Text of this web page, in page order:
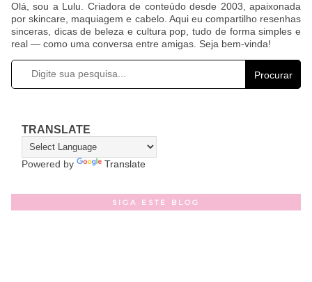
Olá, sou a Lulu. Criadora de conteúdo desde 2003, apaixonada
por skincare, maquiagem e cabelo. Aqui eu compartilho resenhas
sinceras, dicas de beleza e cultura pop, tudo de forma simples e
real — como uma conversa entre amigas. Seja bem-vinda!
Procurar
TRANSLATE
Powered by Translate
SIGA ESTE BLOG